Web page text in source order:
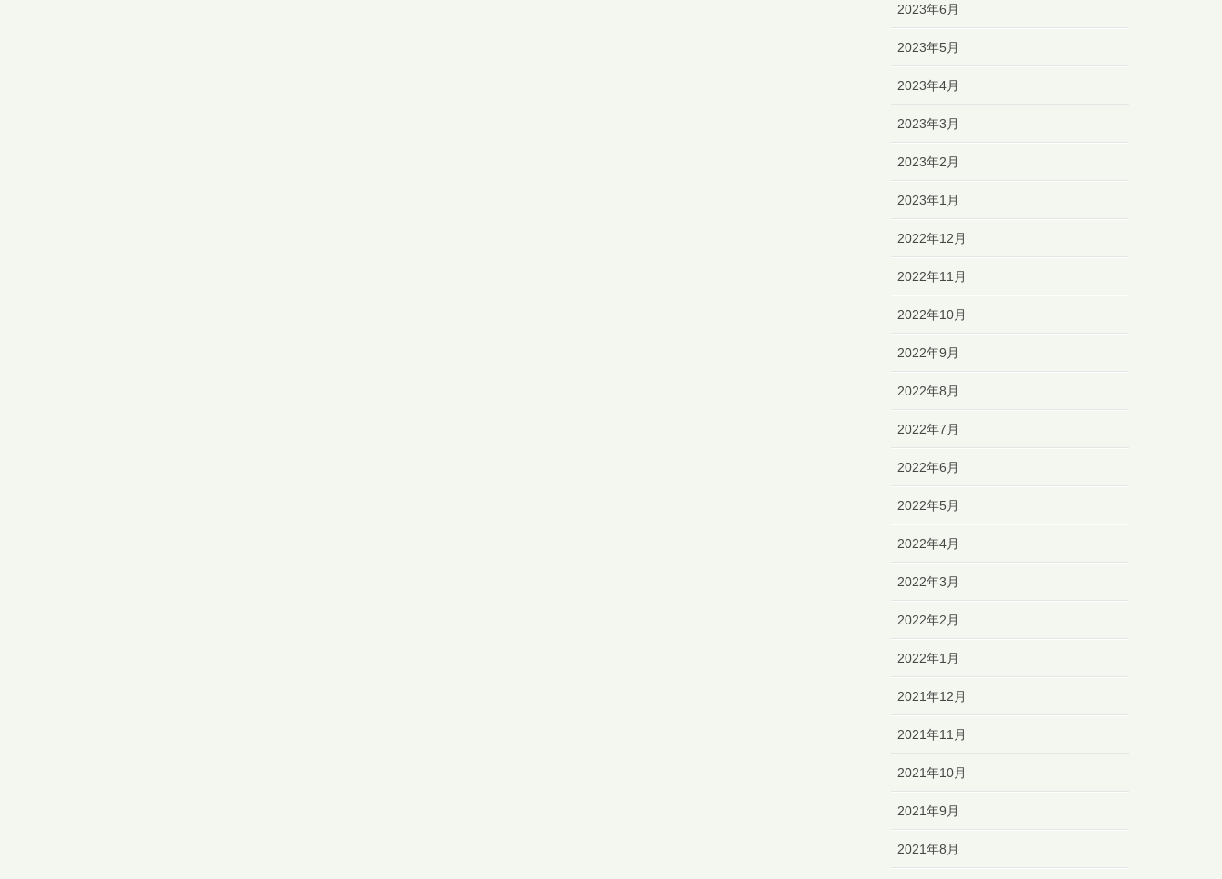
2023年6月
2023年5月
2023年4月
2023年3月
2023年2月
2023年1月
2022年12月
2022年11月
2022年10月
2022年9月
2022年8月
2022年7月
2022年6月
2022年5月
2022年4月
2022年3月
2022年2月
2022年1月
2021年12月
2021年11月
2021年10月
2021年9月
2021年8月